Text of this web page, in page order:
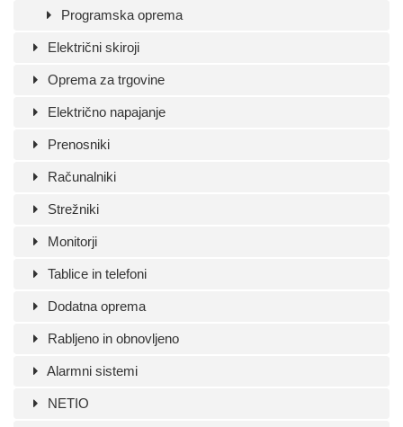
Programska oprema
Električni skiroji
Oprema za trgovine
Električno napajanje
Prenosniki
Računalniki
Strežniki
Monitorji
Tablice in telefoni
Dodatna oprema
Rabljeno in obnovljeno
Alarmni sistemi
NETIO